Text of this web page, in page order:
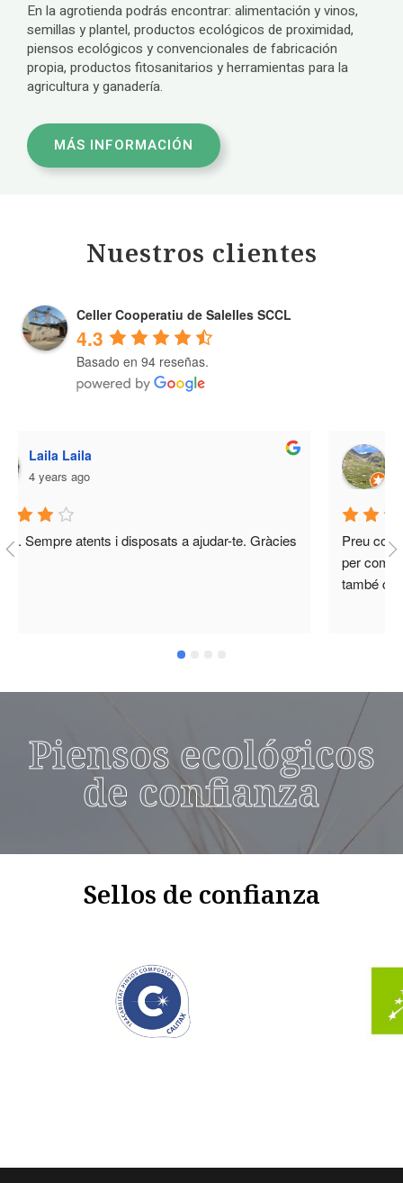
En la agrotienda podrás encontrar: alimentación y vinos,
semillas y plantel, productos ecológicos de proximidad,
piensos ecológicos y convencionales de fabricación
propia, productos fitosanitarios y herramientas para la
agricultura y ganadería.
MÁS INFORMACIÓN
Nuestros clientes
Celler Cooperatiu de Salelles SCCL
4.3
Basado en 94 reseñas.
Molt bé. Sempre atents i disposats a ajudar-te. Gràcies
Piensos ecológicos
de confianza
Sellos de confianza